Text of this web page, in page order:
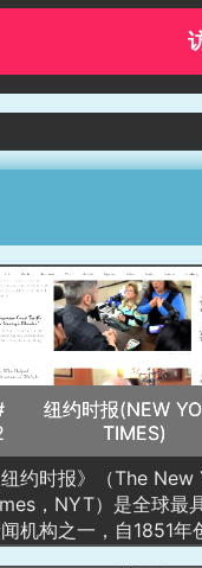
纽约时报(NEW
TIMES)
纽约时报》（The New
，NYT）是全球最
机构之一，自1851年